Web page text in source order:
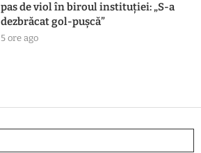
pas de viol în biroul instituției: „S-a
dezbrăcat gol-pușcă”
5 ore ago